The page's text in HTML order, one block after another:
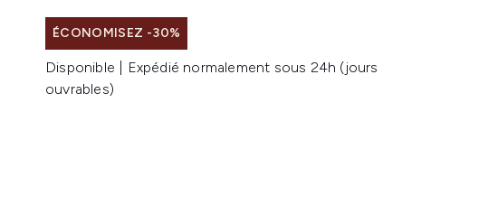
ÉCONOMISEZ -30%
Disponible | Expédié normalement sous 24h (jours
ouvrables)